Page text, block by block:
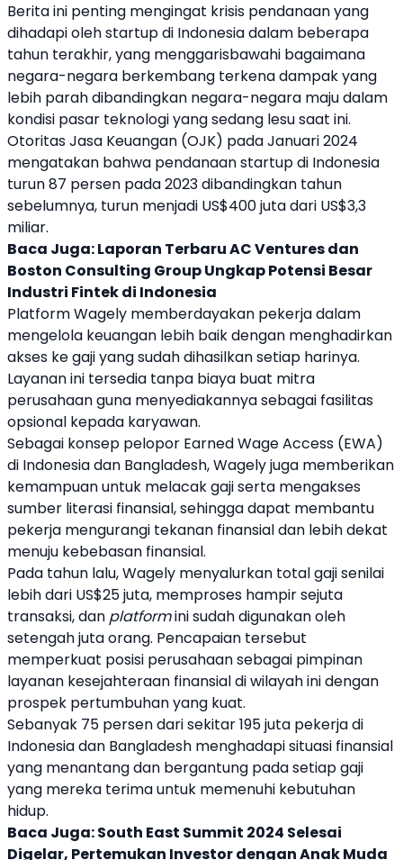
Berita ini penting mengingat krisis pendanaan yang
dihadapi olehstartupdi Indonesia dalam beberapa
tahun terakhir, yang menggarisbawahi bagaimana
negara-negara berkembang terkena dampak yang
lebih parah dibandingkan negara-negara maju dalam
kondisi pasar teknologi yang sedang lesu saat ini.
Otoritas Jasa Keuangan (OJK) pada Januari 2024
mengatakan bahwa pendanaanstartupdi Indonesia
turun 87 persen pada 2023 dibandingkan tahun
sebelumnya, turun menjadi US$400 juta dari US$3,3
miliar.
Baca Juga:Laporan Terbaru AC Ventures dan
Boston Consulting Group Ungkap Potensi Besar
Industri Fintek di Indonesia
PlatformWagely memberdayakan pekerja dalam
mengelola keuangan lebih baik dengan menghadirkan
akses ke gaji yang sudah dihasilkan setiap harinya.
Layanan ini tersedia tanpa biaya buat mitra
perusahaan guna menyediakannya sebagai fasilitas
opsional kepada karyawan.
Sebagai konsep pelopor Earned Wage Access (EWA)
di Indonesia dan Bangladesh,Wagelyjuga memberikan
kemampuan untuk melacak gaji serta mengakses
sumber literasi finansial, sehingga dapat membantu
pekerja mengurangi tekanan finansial dan lebih dekat
menuju kebebasan finansial.
Pada tahun lalu,Wagely menyalurkan total gaji senilai
lebih dari US$25 juta, memproses hampir sejuta
transaksi, dan platformini sudah digunakan oleh
setengah juta orang. Pencapaian tersebut
memperkuat posisi perusahaan sebagai pimpinan
layanan kesejahteraan finansial di wilayah ini dengan
prospek pertumbuhan yang kuat.
Sebanyak 75 persen dari sekitar 195 juta pekerja di
Indonesia dan Bangladesh menghadapi situasi finansial
yang menantang dan bergantung pada setiap gaji
yang mereka terima untuk memenuhi kebutuhan
hidup.
Baca Juga:South East Summit 2024 Selesai
Digelar, Pertemukan Investor dengan Anak Muda